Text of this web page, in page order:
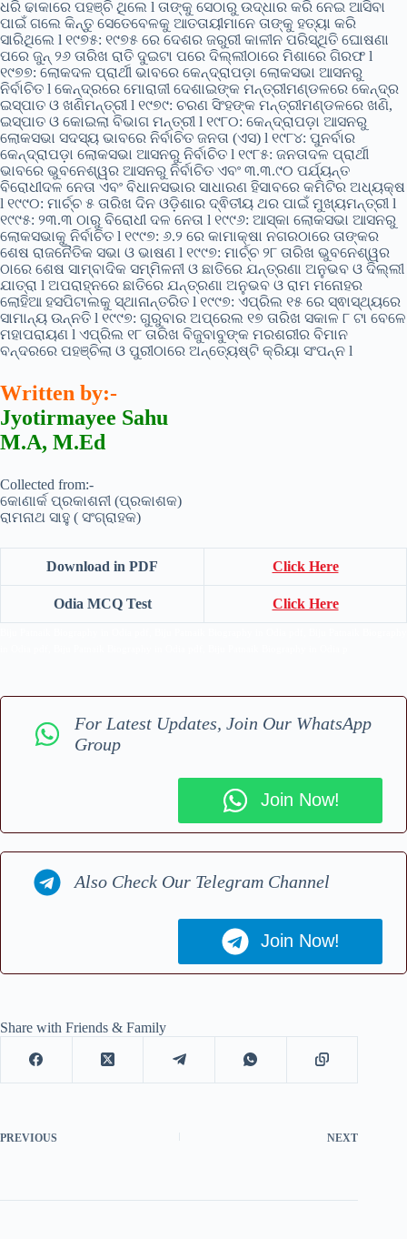
ଧରି ଢାକାରେ ପହଞ୍ଚି ଥିଲେ l ତାଙ୍କୁ ସେଠାରୁ ଉଦ୍ଧାର କରି ନେଇ ଆସିବା
ପାଇଁ ଗଲେ କିନ୍ତୁ ସେତେବେଳକୁ ଆତତାୟୀମାନେ ତାଙ୍କୁ ହତ୍ୟା କରି
ସାରିଥିଲେ l ୧୯୭୫: ୧୯୭୫ ରେ ଦେଶର ଜରୁରୀ କାଳୀନ ପରିସ୍ଥିତି ଘୋଷଣା
ପରେ ଜୁନ୍ ୨୬ ତାରିଖ ରାତି ଦୁଇଟା ପରେ ଦିଲ୍ଲୀଠାରେ ମିଶାରେ ଗିରଫ l
୧୯୭୭: ଲୋକଦଳ ପ୍ରାର୍ଥୀ ଭାବରେ କେନ୍ଦ୍ରାପଡ଼ା ଲୋକସଭା ଆସନରୁ
ନିର୍ବାଚିତ l କେନ୍ଦ୍ରରେ ମୋରାଜୀ ଦେଶାଇଙ୍କ ମନ୍ତ୍ରୀମଣ୍ଡଳରେ କେନ୍ଦ୍ର
ଇସ୍ପାତ ଓ ଖଣିମନ୍ତ୍ରୀ l ୧୯୭୯: ଚରଣ ସିଂହଙ୍କ ମନ୍ତ୍ରୀମଣ୍ଡଳରେ ଖଣି,
ଇସ୍ପାତ ଓ କୋଇଲା ବିଭାଗ ମନ୍ତ୍ରୀ l ୧୯୮୦: କେନ୍ଦ୍ରାପଡ଼ା ଆସନରୁ
ଲୋକସଭା ସଦସ୍ୟ ଭାବରେ ନିର୍ବାଚିତ ଜନତା (ଏସ) l ୧୯୮୪: ପୁନର୍ବାର
କେନ୍ଦ୍ରାପଡ଼ା ଲୋକସଭା ଆସନରୁ ନିର୍ବାଚିତ l ୧୯୮୫: ଜନତାଦଳ ପ୍ରାର୍ଥୀ
ଭାବରେ ଭୁବନେଶ୍ୱର ଆସନରୁ ନିର୍ବାଚିତ ଏବଂ ୩.୩.୯୦ ପର୍ଯ୍ୟନ୍ତ
ବିରୋଧୀଦଳ ନେତା ଏବଂ ବିଧାନସଭାର ସାଧାରଣ ହିସାବରେ କମିଟିର ଅଧ୍ୟକ୍ଷ
l ୧୯୯୦: ମାର୍ଚ୍ଚ ୫ ତାରିଖ ଦିନ ଓଡ଼ିଶାର ଦ୍ଵିତୀୟ ଥର ପାଇଁ ମୁଖ୍ୟମନ୍ତ୍ରୀ l
୧୯୯୫: ୨୩.୩ ଠାରୁ ବିରୋଧୀ ଦଳ ନେତା l ୧୯୯୬: ଆସ୍କା ଲୋକସଭା ଆସନରୁ
ଲୋକସଭାକୁ ନିର୍ବାଚିତ l ୧୯୯୭: ୬.୨ ରେ କାମାକ୍ଷା ନଗରଠାରେ ତାଙ୍କର
ଶେଷ ରାଜନୈତିକ ସଭା ଓ ଭାଷଣ l ୧୯୯୭: ମାର୍ଚ୍ଚ ୨୮ ତାରିଖ ଭୁବନେଶ୍ୱର
ଠାରେ ଶେଷ ସାମ୍ବାଦିକ ସମ୍ମିଳନୀ ଓ ଛାତିରେ ଯନ୍ତ୍ରଣା ଅନୁଭବ ଓ ଦିଲ୍ଲୀ
ଯାତ୍ରା l ଅପରାହ୍ନରେ ଛାତିରେ ଯନ୍ତ୍ରଣା ଅନୁଭବ ଓ ରାମ ମନୋହର
ଲୋହିଆ ହସପିଟାଲକୁ ସ୍ଥାନାନ୍ତରିତ l ୧୯୯୭: ଏପ୍ରିଲ ୧୫ ରେ ସ୍ଵାସ୍ଥ୍ୟରେ
ସାମାନ୍ୟ ଉନ୍ନତି l ୧୯୯୭: ଗୁରୁବାର ଅପ୍ରେଲ ୧୭ ତାରିଖ ସକାଳ ୮ ଟା ବେଳେ
ମହାପରାୟଣ l ଏପ୍ରିଲ ୧୮ ତାରିଖ ବିଜୁବାବୁଙ୍କ ମରଶରୀର ବିମାନ
ବନ୍ଦରରେ ପହଞ୍ଚିଲା ଓ ପୁରୀଠାରେ ଅନ୍ତ୍ୟେଷ୍ଟି କ୍ରିୟା ସଂପନ୍ନ l
Written by:-
Jyotirmayee Sahu
M.A, M.Ed
Collected from:-
କୋଣାର୍କ ପ୍ରକାଶନୀ (ପ୍ରକାଶକ)
ରାମନାଥ ସାହୁ ( ସଂଗ୍ରାହକ)
Download in PDF Click Here
Odia MCQ Test Click Here
For Latest Updates, Join Our WhatsApp
Group
Join Now!
Also Check Our Telegram Channel
Join Now!
Share with Friends & Family
PREVIOUS NEXT